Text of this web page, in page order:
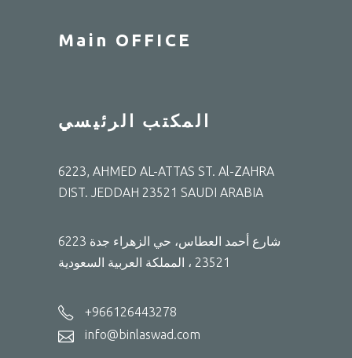
Main OFFICE
المكتب الرئيسي
6223, AHMED AL-ATTAS ST. Al-ZAHRA
DIST. JEDDAH 23521 SAUDI ARABIA
6223 شارع أحمد العطاس، حي الزهراء جدة
23521 ، المملكة العربية السعودية
+966126443278
info@binlaswad.com